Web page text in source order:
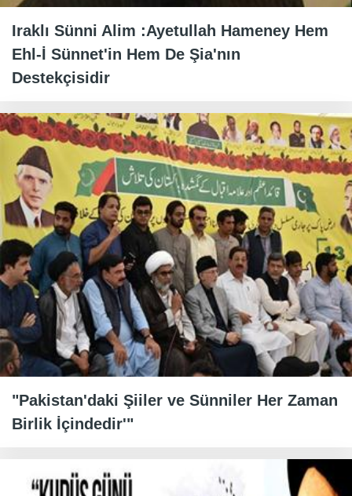
Iraklı Sünni Alim :Ayetullah Hameney Hem
Ehl-İ Sünnet'in Hem De Şia'nın
Destekçisidir
"Pakistan'daki Şiiler ve Sünniler Her Zaman
Birlik İçindedir'"